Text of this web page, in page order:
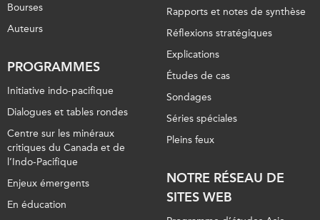
Bourses
Auteurs
PROGRAMMES
Initiative indo-pacifique
Dialogues et tables rondes
Centre sur les minéraux
critiques du Canada et de
l’Indo-Pacifique
Enjeux émergents
En éducation
Rapports et notes de synthèse
Réflexions stratégiques
Explications
Études de cas
Sondages
Séries spéciales
Pleins feux
NOTRE RÉSEAU DE
SITES WEB